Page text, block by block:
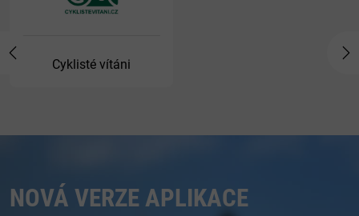
Cyklisté vítáni
Previous
NOVÁ VERZE APLIKACE